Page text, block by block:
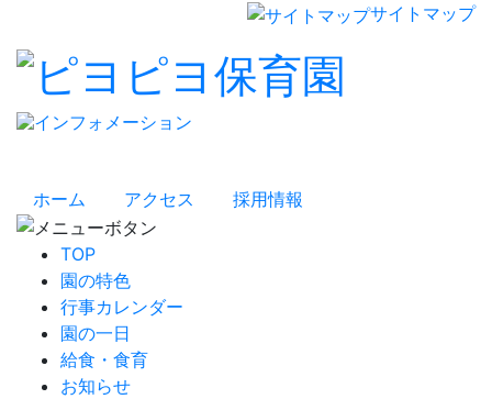
サイトマップ
ホーム アクセス 採用情報
TOP
園の特色
行事カレンダー
園の一日
給食・食育
お知らせ